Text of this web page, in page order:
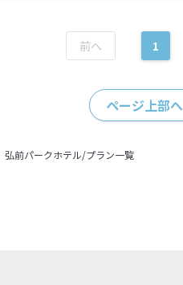
1
ページ上部へ
弘前パークホテル/プラン一覧